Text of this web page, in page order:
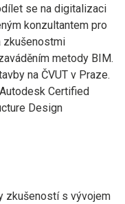
se na digitalizaci
konzultantem pro
zkušenostmi
metody BIM.
na ČVUT v Praze.
Certified
Design
zkušeností s vývojem